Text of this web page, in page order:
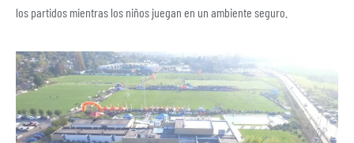
los partidos mientras los niños juegan en un ambiente seguro.